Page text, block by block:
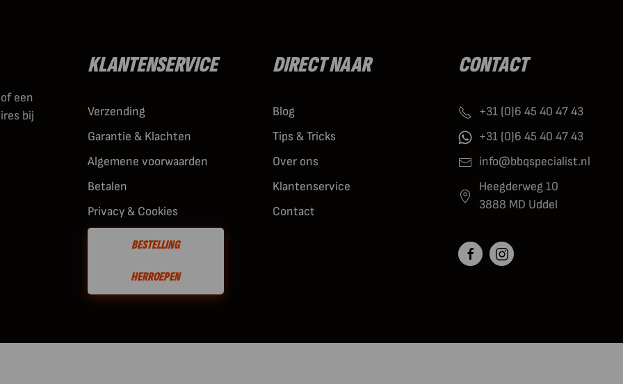
een
bij
KLANTENSERVICE
Verzending
Garantie & Klachten
Algemene voorwaarden
Betalen
Privacy & Cookies
BESTELLING
HERROEPEN
DIRECT NAAR
Blog
Tips & Tricks
Over ons
Klantenservice
Contact
CONTACT
+31 (0)6 45 40 47 43
+31 (0)6 45 40 47 43
info@bbqspecialist.nl
Heegderweg 10
3888 MD Uddel